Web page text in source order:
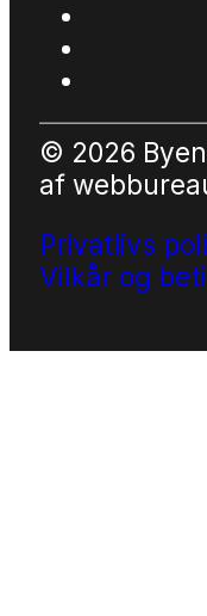
© 2026
af
Privatlivs
Vilkår og